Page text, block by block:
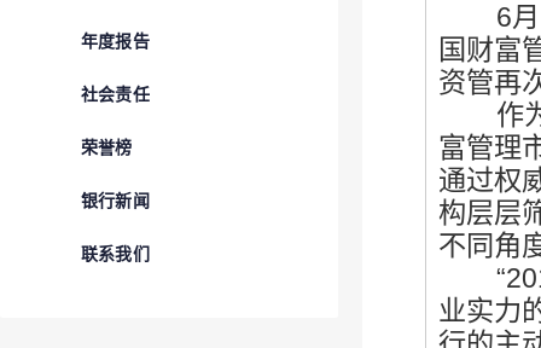
年度报告
社会责任
荣誉榜
银行新闻
联系我们
6月
国财富
资管再
作为
富管理
通过权
构层层
不同角
“
业实力